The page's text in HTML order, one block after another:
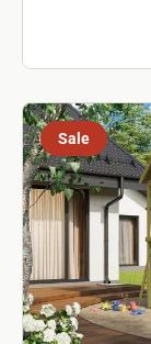
Sale